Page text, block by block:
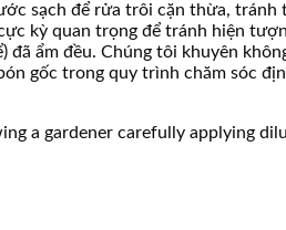
sạch để rửa trôi cặn thừa, tránh
kỳ quan trọng để tránh hiện
ẩm đều. Chúng tôi khuyên
gốc trong quy trình chăm sóc